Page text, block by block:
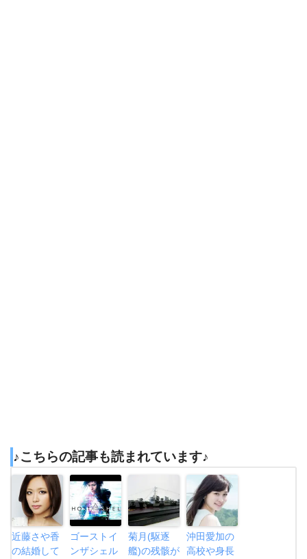
♪こちらの記事も読まれています♪
近藤さや香
の結婚して
ゴーストイ
ンザシェル
菊月(駆逐
艦)の残骸が
沖田愛加の
高校や身長